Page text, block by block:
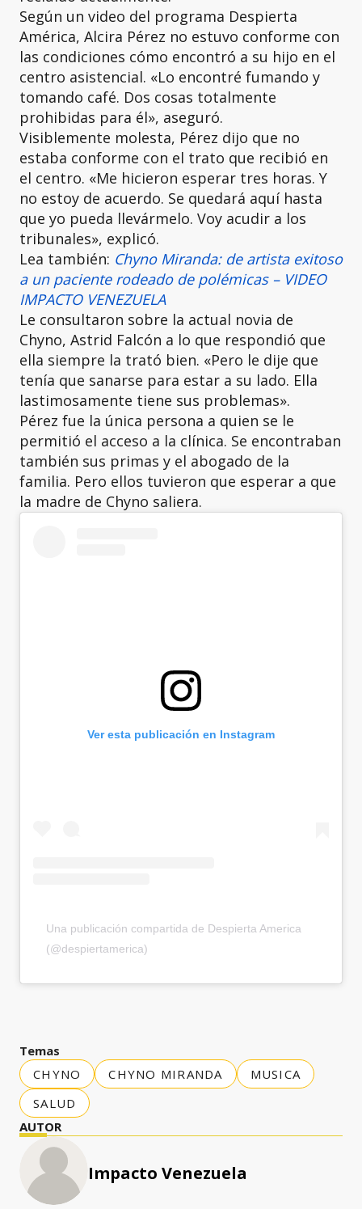
Según un video del programa Despierta
América, Alcira Pérez no estuvo conforme con
las condiciones cómo encontró a su hijo en el
centro asistencial. «Lo encontré fumando y
tomando café. Dos cosas totalmente
prohibidas para él», aseguró.
Visiblemente molesta, Pérez dijo que no
estaba conforme con el trato que recibió en
el centro. «Me hicieron esperar tres horas. Y
no estoy de acuerdo. Se quedará aquí hasta
que yo pueda llevármelo. Voy acudir a los
tribunales», explicó.
Lea también: Chyno Miranda: de artista exitoso
a un paciente rodeado de polémicas – VIDEO
IMPACTO VENEZUELA
Le consultaron sobre la actual novia de
Chyno, Astrid Falcón a lo que respondió que
ella siempre la trató bien. «Pero le dije que
tenía que sanarse para estar a su lado. Ella
lastimosamente tiene sus problemas».
Pérez fue la única persona a quien se le
permitió el acceso a la clínica. Se encontraban
también sus primas y el abogado de la
familia. Pero ellos tuvieron que esperar a que
la madre de Chyno saliera.
Ver esta publicación en Instagram
Una publicación compartida de Despierta America
(@despiertamerica)
Temas
CHYNO
CHYNO MIRANDA
MUSICA
SALUD
AUTOR
Impacto Venezuela